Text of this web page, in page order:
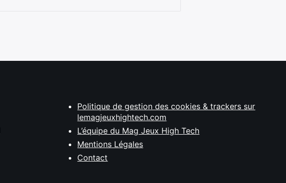
Politique de gestion des cookies & trackers sur
lemagjeuxhightech.com
L’équipe du Mag Jeux High Tech
Mentions Légales
Contact